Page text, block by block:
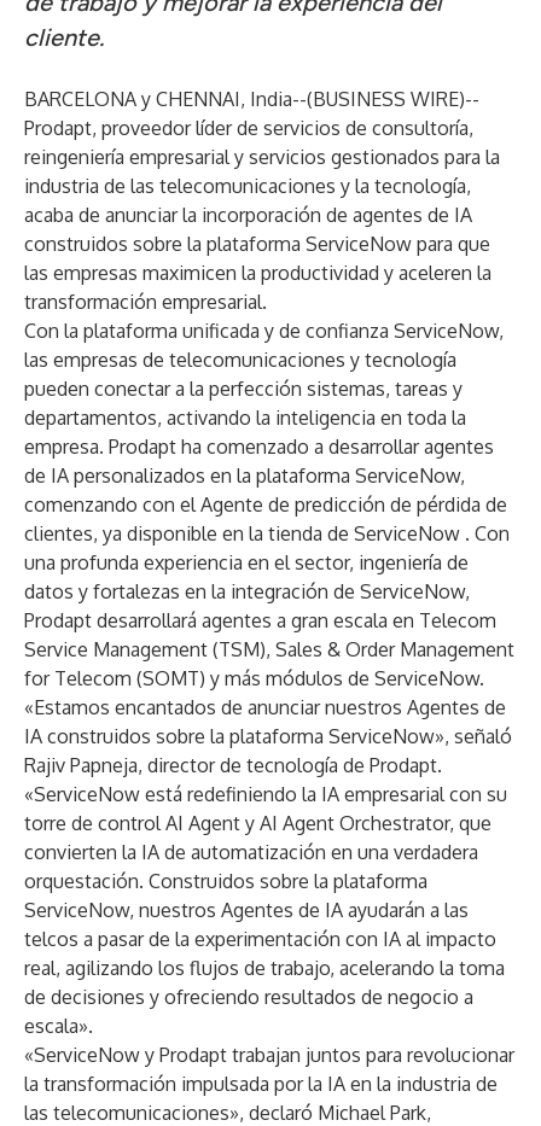
cliente.
BARCELONA y CHENNAI, India--(BUSINESS WIRE)--
Prodapt, proveedor líder de servicios de consultoría,
reingeniería empresarial y servicios gestionados para la
industria de las telecomunicaciones y la tecnología,
acaba de anunciar la incorporación de agentes de IA
construidos sobre la plataforma ServiceNow para que
las empresas maximicen la productividad y aceleren la
transformación empresarial.
Con la plataforma unificada y de confianza ServiceNow,
las empresas de telecomunicaciones y tecnología
pueden conectar a la perfección sistemas, tareas y
departamentos, activando la inteligencia en toda la
empresa. Prodapt ha comenzado a desarrollar agentes
de IA personalizados en la plataforma ServiceNow,
comenzando con el Agente de predicción de pérdida de
clientes, ya disponible en la tienda de ServiceNow . Con
una profunda experiencia en el sector, ingeniería de
datos y fortalezas en la integración de ServiceNow,
Prodapt desarrollará agentes a gran escala en Telecom
Service Management (TSM), Sales & Order Management
for Telecom (SOMT) y más módulos de ServiceNow.
«Estamos encantados de anunciar nuestros Agentes de
IA construidos sobre la plataforma ServiceNow», señaló
Rajiv Papneja, director de tecnología de Prodapt.
«ServiceNow está redefiniendo la IA empresarial con su
torre de control AI Agent y AI Agent Orchestrator, que
convierten la IA de automatización en una verdadera
orquestación. Construidos sobre la plataforma
ServiceNow, nuestros Agentes de IA ayudarán a las
telcos a pasar de la experimentación con IA al impacto
real, agilizando los flujos de trabajo, acelerando la toma
de decisiones y ofreciendo resultados de negocio a
escala».
«ServiceNow y Prodapt trabajan juntos para revolucionar
la transformación impulsada por la IA en la industria de
las telecomunicaciones», declaró Michael Park,